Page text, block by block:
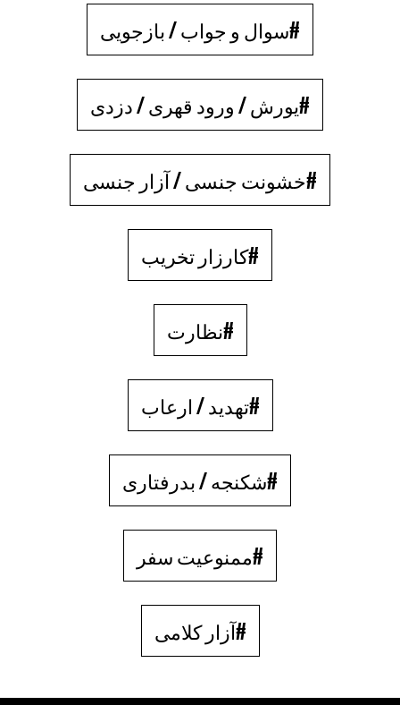
#سوال و جواب / بازجویی
#یورش / ورود قهری / دزدی
#خشونت جنسی / آزار جنسی
#کارزار تخریب
#نظارت
#تهدید / ارعاب
#شکنجه / بدرفتاری
#ممنوعیت سفر
#آزار کلامی